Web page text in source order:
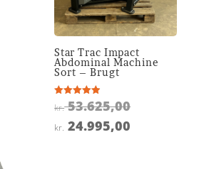
34.875,00.
19.995,00.
Star Trac Impact
Abdominal Machine
Sort – Brugt
Vurderet
4.9
kr.53.625,00Den
kr. 24.995,00